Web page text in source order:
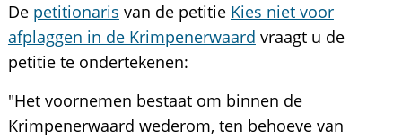
De petitionaris van de petitie Kies niet voor
afplaggen in de Krimpenerwaard vraagt u de
petitie te ondertekenen:
"Het voornemen bestaat om binnen de
Krimpenerwaard wederom, ten behoeve van